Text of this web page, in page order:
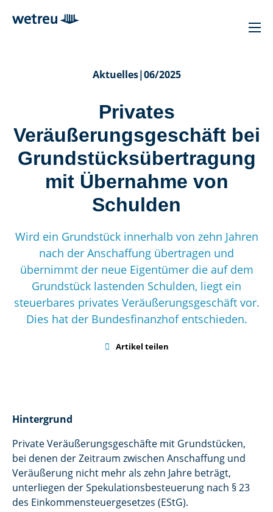
Aktuelles|06/2025
Privates
Veräußerungsgeschäft bei
Grundstücksübertragung
mit Übernahme von
Schulden
Wird ein Grundstück innerhalb von zehn Jahren
nach der Anschaffung übertragen und
übernimmt der neue Eigentümer die auf dem
Grundstück lastenden Schulden, liegt ein
steuerbares privates Veräußerungsgeschäft vor.
Dies hat der Bundesfinanzhof entschieden.
 Artikel teilen
Hintergrund
Private Veräußerungsgeschäfte mit Grundstücken,
bei denen der Zeitraum zwischen Anschaffung und
Veräußerung nicht mehr als zehn Jahre beträgt,
unterliegen der Spekulationsbesteuerung nach § 23
des Einkommensteuergesetzes (EStG).